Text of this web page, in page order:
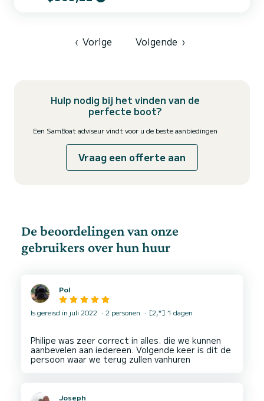
terwijl het uitstekende comfort aan boord behouden...
‹ Vorige Volgende ›
Hulp nodig bij het vinden van de
perfecte boot?
Een SamBoat adviseur vindt voor u de beste aanbiedingen
Vraag een offerte aan
De beoordelingen van onze
gebruikers over hun huur
Pol
Is gereisd in juli 2022 2 personen [2,*] 1 dagen
Philipe was zeer correct in alles. die we kunnen
aanbevelen aan iedereen. Volgende keer is dit de
Joseph